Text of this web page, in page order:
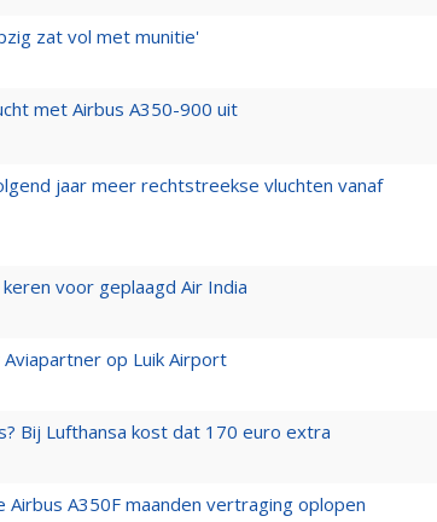
zat vol met munitie'
met Airbus A350-900 uit
jaar meer rechtstreekse vluchten vanaf
voor geplaagd Air India
Aviapartner op Luik Airport
Bij Lufthansa kost dat 170 euro extra
A350F maanden vertraging oplopen